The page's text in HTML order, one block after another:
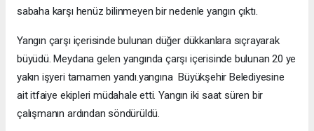
sabaha karşı henüz bilinmeyen bir nedenle yangın çıktı.
Yangın çarşı içerisinde bulunan düğer dükkanlara sıçrayarak
büyüdü. Meydana gelen yangında çarşı içerisinde bulunan 20 ye
yakın işyeri tamamen yandı.yangına Büyükşehir Belediyesine
ait itfaiye ekipleri müdahale etti. Yangın iki saat süren bir
çalışmanın ardından söndürüldü.